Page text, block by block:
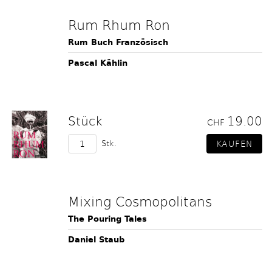
Rum Rhum Ron
Rum Buch Französisch
Pascal Kählin
Stück CHF 19.00
Stk.
Mixing Cosmopolitans
The Pouring Tales
Daniel Staub